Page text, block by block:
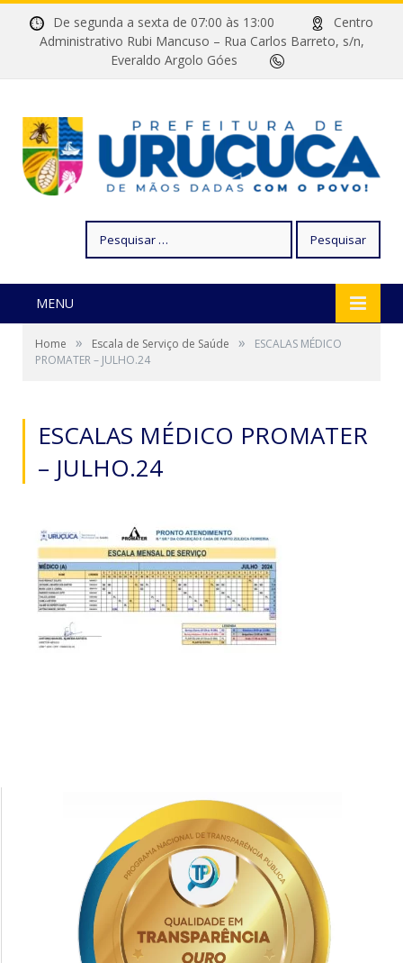
De segunda a sexta de 07:00 às 13:00
Centro
Administrativo Rubi Mancuso – Rua Carlos Barreto, s/n,
Everaldo Argolo Góes
por:
MENU
Home » Escala de Serviço de Saúde »
ESCALAS MÉDICO
PROMATER – JULHO.24
ESCALAS MÉDICO PROMATER
– JULHO.24